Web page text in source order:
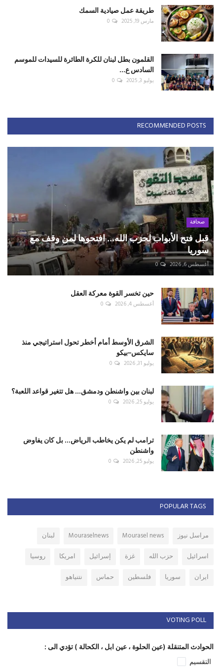
طريقة عمل صيادية السمك
مارس 19, 2025 0
القلمون بطل لبنان للكرة الطائرة للسيدات للموسم
السادس ع...
يوليو 3, 2025 0
RECOMMENDED POSTS
صحافة
قبل فتح الأبواب لحزب الله... افتحوها لمن وقف مع
سوريا
أغسطس 6, 2026 0
حين تخسر القوة معركة العقل
أغسطس 4, 2026 0
الشرق الأوسط أمام أخطر تحول استراتيجي منذ
سايكس–بيكو
يوليو 31, 2026 0
لبنان بين واشنطن ودمشق... هل تتغير قواعد اللعبة؟
يوليو 25, 2026 0
ترامب لم يكن يخاطب الرياض... بل كان يفاوض
واشنطن
يوليو 25, 2026 0
POPULAR TAGS
مراسل نيوز Mourasel news
Mouraselnews
لبنان
اسرائيل
حزب الله غزة إسرائيل امريكا
روسيا
ايران
سوريا فلسطين حماس نتنياهو
VOTING POLL
الحوادث المتنقلة (عين الحلوة ، عين ابل ، الكحالة ) تؤدي الى :
التقسيم